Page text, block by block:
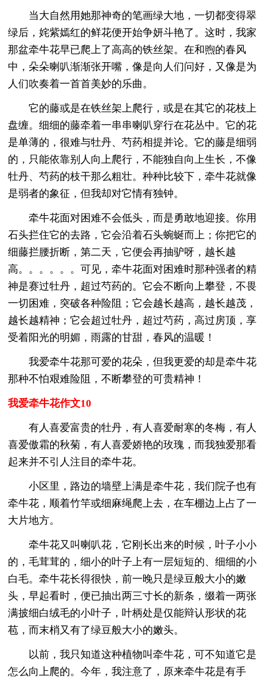
当大自然用她那神奇的笔画绿大地，一切都变得翠
绿后，姹紫嫣红的鲜花便开始争妍斗艳了。这时，我家
那盆牵牛花早已爬上了高高的铁丝架。在和煦的春风
中，朵朵喇叭渐渐张开嘴，像是向人们问好，又像是为
人们吹奏着一首首美妙的乐曲。
它的藤或是在铁丝架上爬行，或是在其它的花枝上
盘缠。细细的藤牵着一串串喇叭穿行在花丛中。它的花
是单薄的，很难与牡丹、芍药相提并论。它的藤是细弱
的，只能依靠别人向上爬行，不能独自向上生长，不像
牡丹、芍药的枝干那么粗壮。种种比较下，牵牛花就像
是弱者的象征，但我却对它情有独钟。
牵牛花面对困难不会低头，而是勇敢地迎接。你用
石头拦住它的去路，它会沿着石头蜿蜒而上；你把它的
细藤拦腰折断，第二天，它便会再抽驴呀，越长越
高。。。。。。可见，牵牛花面对困难时那种强者的精
神是赛过牡丹，超过芍药的。它会不断向上攀登，不畏
一切困难，突破各种险阻；它会越长越高，越长越茂，
越长越精神；它会超过牡丹，超过芍药，高过房顶，享
受着阳光的明媚，雨露的甘甜，春风的温暖！
我爱牵牛花那可爱的花朵，但我更爱的却是牵牛花
那种不怕艰难险阻，不断攀登的可贵精神！
我爱牵牛花作文10
有人喜爱富贵的牡丹，有人喜爱耐寒的冬梅，有人
喜爱傲霜的秋菊，有人喜爱娇艳的玫瑰，而我独爱那看
起来并不引人注目的牵牛花。
小区里，路边的墙壁上满是牵牛花，我们院子也有
牵牛花，顺着竹竿或细麻绳爬上去，在车棚边上占了一
大片地方。
牵牛花又叫喇叭花，它刚长出来的时候，叶子小小
的，毛茸茸的，细小的叶子上有一层短短的、细细的小
白毛。牵牛花长得很快，前一晚只是绿豆般大小的嫩
头，早起看时，便已抽出两三寸长的新条，缀着一两张
满披细白绒毛的小叶子，叶柄处是仅能辩认形状的花
苞，而末梢又有了绿豆般大小的嫩头。
以前，我只知道这种植物叫牵牛花，可不知道它是
怎么向上爬的。今年，我注意了，原来牵牛花是有手